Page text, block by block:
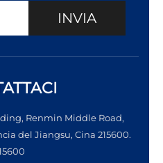
INVIA
Renmin Middle Road,
del Jiangsu, Cina 215600.